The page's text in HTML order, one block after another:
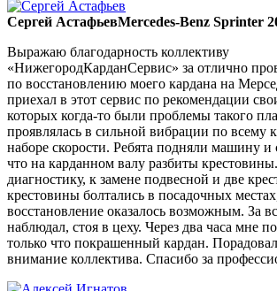
Сергей АстафьевMercedes-Benz Sprinter
Выражаю благодарность коллективу
«НижегородКарданСервис» за отлично
по восстановлению моего кардана на
приехал в этот сервис по рекомендации
которых когда-то были проблемы такого
проявлялась в сильной вибрации по всему
наборе скорости. Ребята подняли машину и
что на карданном валу разбиты
диагностику, к замене подвесной и две
крестовины болтались в посадочных
восстановление оказалось возможным. За
наблюдал, стоя в цеху. Через два часа мне
только что покрашенный кардан.
внимание коллектива. Спасибо за